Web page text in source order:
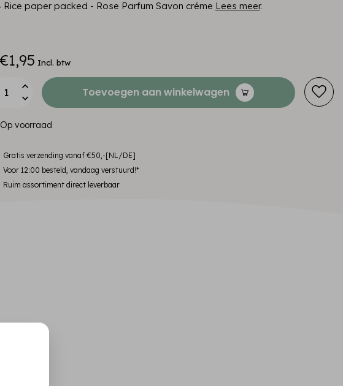
Rice paper packed - Rose Parfum Savon créme Lees meer.
€1,95 Incl. btw
Toevoegen aan winkelwagen
Op voorraad
Gratis verzending vanaf €50,-[NL/DE]
Voor 12:00 besteld, vandaag verstuurd!*
Ruim assortiment direct leverbaar